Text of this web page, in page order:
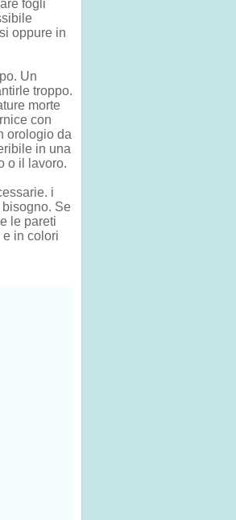
fogli
oppure in
Un
troppo.
morte
con
orologio da
in una
o il lavoro.
i
bisogno. Se
le pareti
in colori